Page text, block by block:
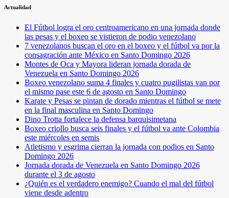
Actualidad
El Fútbol logra el oro centroamericano en una jornada donde
las pesas y el boxeo se vistieron de podio venezolano
7 venezolanos buscan el oro en el boxeo y el fútbol va por la
consagración ante México en Santo Domingo 2026
Montes de Oca y Mayora lideran jornada dorada de
Venezuela en Santo Domingo 2026
Boxeo venezolano suma 4 finales y cuatro pugilistas van por
el mismo pase este 6 de agosto en Santo Domingo
Karate y Pesas se pintan de dorado mientras el fútbol se mete
en la final masculina en Santo Domingo
Dino Trotta fortalece la defensa barquisimetana
Boxeo criollo busca seis finales y el fútbol va ante Colombia
este miércoles en semis
Atletismo y esgrima cierran la jornada con podios en Santo
Domingo 2026
Jornada dorada de Venezuela en Santo Domingo 2026
durante el 3 de agosto
¿Quién es el verdadero enemigo? Cuando el mal del fútbol
viene desde adentro